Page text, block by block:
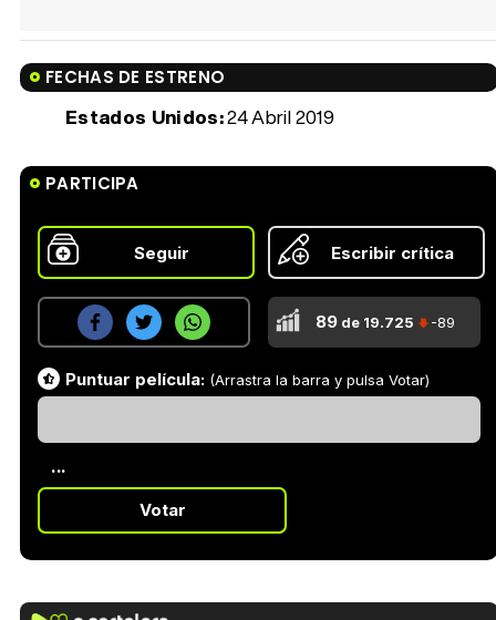
FECHAS DE ESTRENO
Estados Unidos:24 Abril 2019
PARTICIPA
Seguir Escribir crítica
89 de 19.725 -89
Puntuar película: (Arrastra la barra y pulsa Votar)
...
Votar